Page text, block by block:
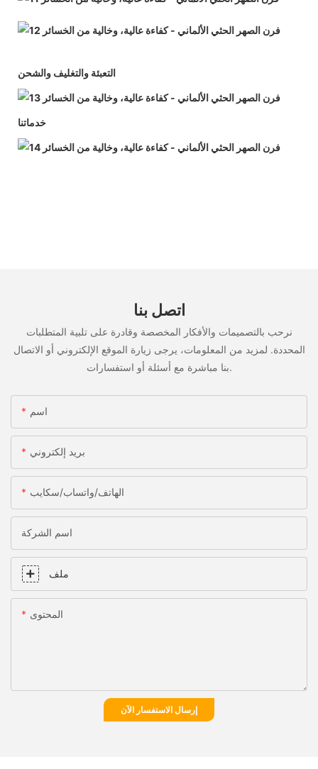
التعبئة والتغليف والشحن
خدماتنا
اتصل بنا
نرحب بالتصميمات والأفكار المخصصة وقادرة على تلبية المتطلبات
المحددة. لمزيد من المعلومات، يرجى زيارة الموقع الإلكتروني أو الاتصال
بنا مباشرة مع أسئلة أو استفسارات.
اسم
بريد إلكتروني
الهاتف/واتساب/سكايب
اسم الشركة
ملف
المحتوى
إرسال الاستفسار الآن